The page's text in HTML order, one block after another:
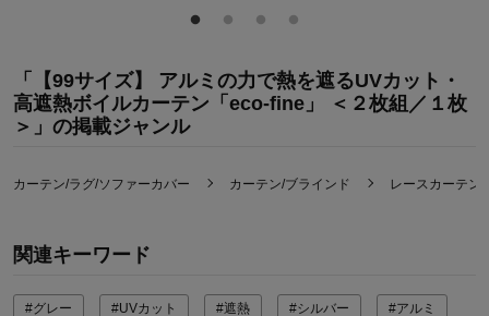
「【99サイズ】 アルミの力で熱を遮るUVカット・
高遮熱ボイルカーテン「eco-fine」 ＜２枚組／１枚
＞」の掲載ジャンル
カーテン/ラグ/ソファーカバー カーテン/ブラインド レースカーテン
関連キーワード
#グレー #UVカット #遮熱 #シルバー #アルミ